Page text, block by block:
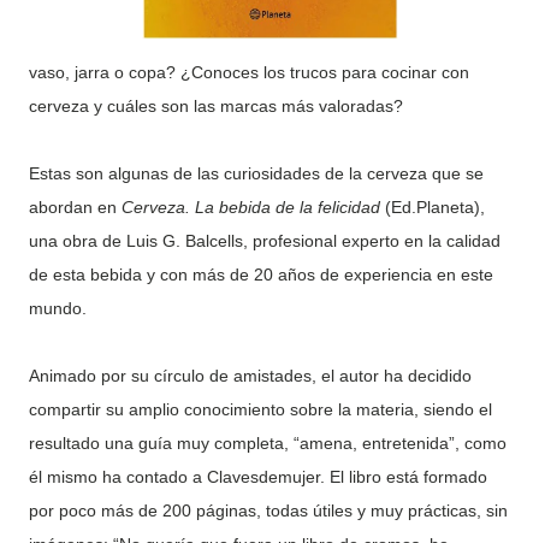
vaso, jarra o copa? ¿Conoces los trucos para cocinar con
cerveza y cuáles son las marcas más valoradas?
Estas son algunas de las curiosidades de la cerveza que se
abordan en Cerveza. La bebida de la felicidad (Ed.Planeta),
una obra de Luis G. Balcells, profesional experto en la calidad
de esta bebida y con más de 20 años de experiencia en este
mundo.
Animado por su círculo de amistades, el autor ha decidido
compartir su amplio conocimiento sobre la materia, siendo el
resultado una guía muy completa, “amena, entretenida”, como
él mismo ha contado a Clavesdemujer. El libro está formado
por poco más de 200 páginas, todas útiles y muy prácticas, sin